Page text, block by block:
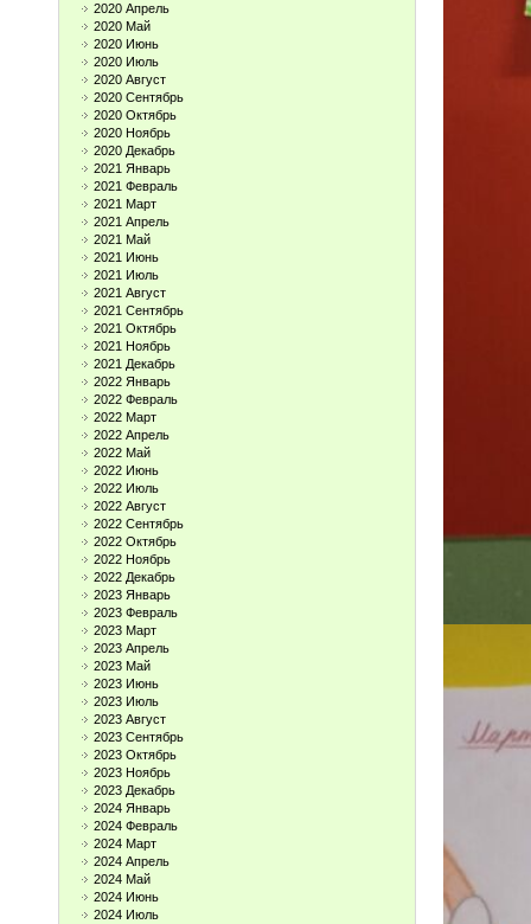
2020 Апрель
2020 Май
2020 Июнь
2020 Июль
2020 Август
2020 Сентябрь
2020 Октябрь
2020 Ноябрь
2020 Декабрь
2021 Январь
2021 Февраль
2021 Март
2021 Апрель
2021 Май
2021 Июнь
2021 Июль
2021 Август
2021 Сентябрь
2021 Октябрь
2021 Ноябрь
2021 Декабрь
2022 Январь
2022 Февраль
2022 Март
2022 Апрель
2022 Май
2022 Июнь
2022 Июль
2022 Август
2022 Сентябрь
2022 Октябрь
2022 Ноябрь
2022 Декабрь
2023 Январь
2023 Февраль
2023 Март
2023 Апрель
2023 Май
2023 Июнь
2023 Июль
2023 Август
2023 Сентябрь
2023 Октябрь
2023 Ноябрь
2023 Декабрь
2024 Январь
2024 Февраль
2024 Март
2024 Апрель
2024 Май
2024 Июнь
2024 Июль